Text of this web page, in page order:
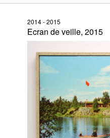
2014 - 2015
Ecran de veille, 2015